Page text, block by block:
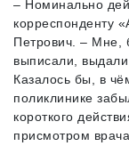
– Номинально
корреспонденту
Петрович. – Мне,
выписали, выдали
Казалось бы, в
поликлинике
короткого
присмотром